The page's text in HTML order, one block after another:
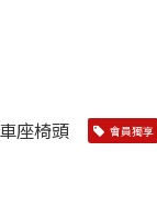
會員獨享